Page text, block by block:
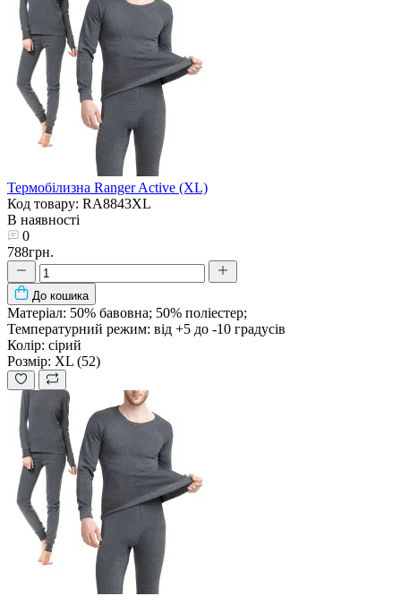
Термобілизна Ranger Active (XL)
Код товару: RA8843XL
В наявності
0
788грн.
До кошика
Матеріал: 50% бавовна; 50% поліестер;
Температурний режим: від +5 до -10 градусів
Колір: сірий
Розмір: XL (52)